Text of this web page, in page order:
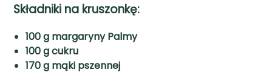
Składniki na kruszonkę:
100 g margaryny Palmy
100 g cukru
170 g mąki pszennej